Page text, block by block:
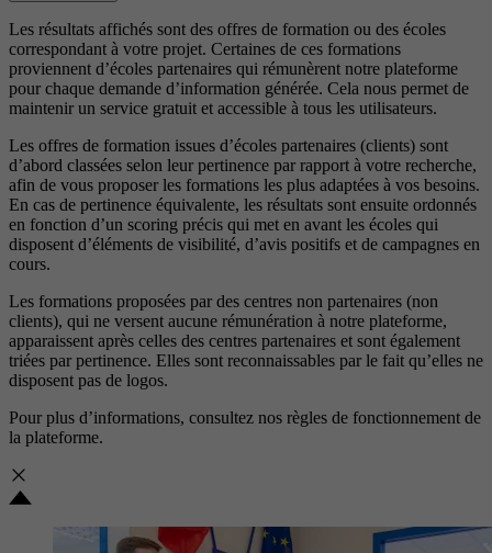
Les résultats affichés sont des offres de formation ou des écoles
correspondant à votre projet. Certaines de ces formations
proviennent d’écoles partenaires qui rémunèrent notre plateforme
pour chaque demande d’information générée. Cela nous permet de
maintenir un service gratuit et accessible à tous les utilisateurs.
Les offres de formation issues d’écoles partenaires (clients) sont
d’abord classées selon leur pertinence par rapport à votre recherche,
afin de vous proposer les formations les plus adaptées à vos besoins.
En cas de pertinence équivalente, les résultats sont ensuite ordonnés
en fonction d’un scoring précis qui met en avant les écoles qui
disposent d’éléments de visibilité, d’avis positifs et de campagnes en
cours.
Les formations proposées par des centres non partenaires (non
clients), qui ne versent aucune rémunération à notre plateforme,
apparaissent après celles des centres partenaires et sont également
triées par pertinence. Elles sont reconnaissables par le fait qu’elles ne
disposent pas de logos.
Pour plus d’informations, consultez nos règles de fonctionnement de
la plateforme.